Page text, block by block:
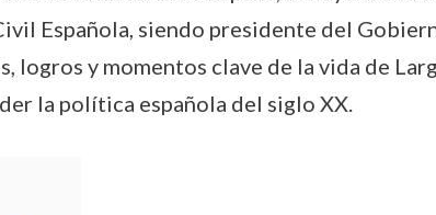
Española, siendo presidente del
logros y momentos clave de la vida de
la política española del siglo XX.